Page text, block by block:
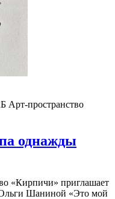
Арт-пространство
однажды
«Кирпичи» приглашает
Шаниной «Это мой